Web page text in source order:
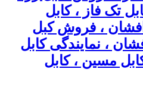
تک فاز ، کابل
، فروش کبل
، نمایندگی کابل
مسین ، کابل